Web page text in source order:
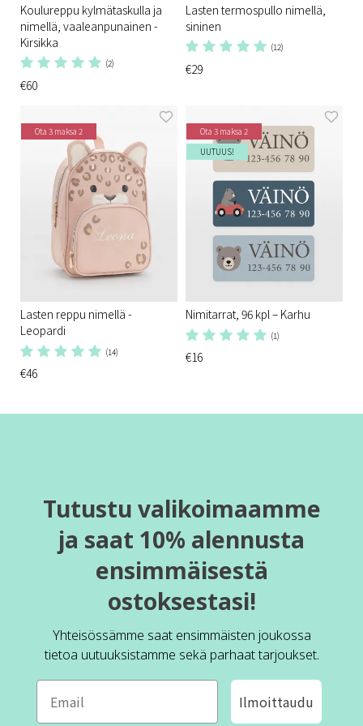
Koulureppu kylmätaskulla ja
nimellä, vaaleanpunainen -
Kirsikka
(2)
€60
Lasten termospullo nimellä,
sininen
(12)
€29
Ota 3 maksa 2
Lasten reppu nimellä -
Leopardi
(14)
€46
Ota 3 maksa 2
UUTUUS!
Nimitarrat, 96 kpl – Karhu
(1)
€16
Tutustu valikoimaamme
ja saat 10% alennusta
ensimmäisestä
ostoksestasi!
Yhteisössämme saat ensimmäisten joukossa
tietoa uutuuksistamme sekä parhaat tarjoukset.
Ilmoittaudu